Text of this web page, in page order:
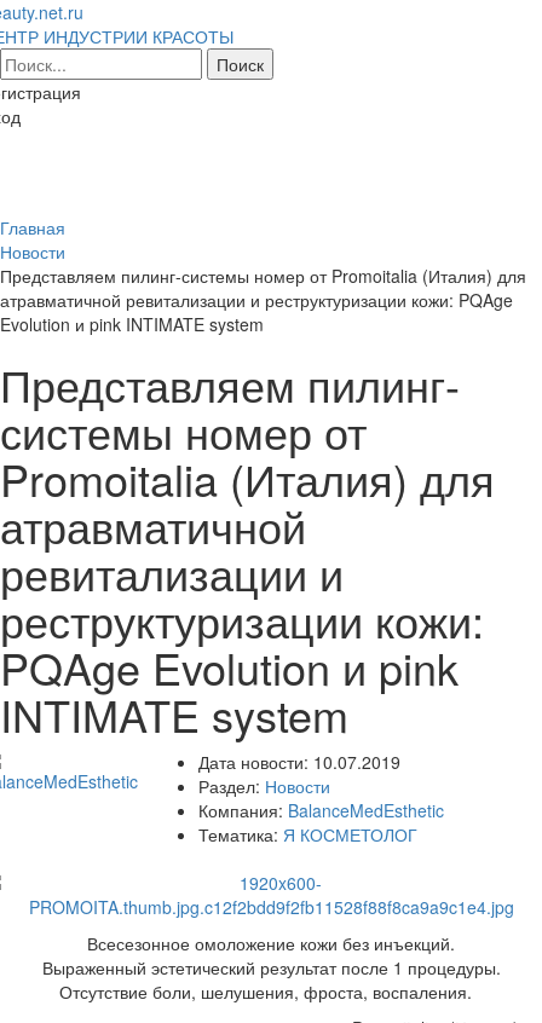
ИНДУСТРИИ КРАСОТЫ
Главная
Новости
Представляем пилинг-системы номер от Promoitalia (Италия) для
атравматичной ревитализации и реструктуризации кожи: PQAge
Evolution и pink INTIMATE system
Представляем пилинг-
системы номер от
Promoitalia (Италия) для
атравматичной
ревитализации и
реструктуризации кожи:
PQAge Evolution и pink
INTIMATE system
Дата новости: 10.07.2019
Раздел: Новости
Компания: BalanceMedEsthetic
Тематика: Я КОСМЕТОЛОГ
Всесезонное омоложение кожи без инъекций.
Выраженный эстетический результат после 1 процедуры.
Отсутствие боли, шелушения, фроста, воспаления.